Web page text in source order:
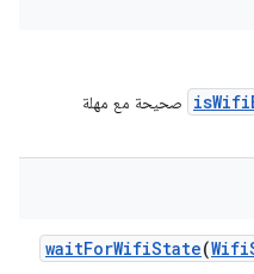
صحيحة مع مهلة
waitForWifiState(Wifi